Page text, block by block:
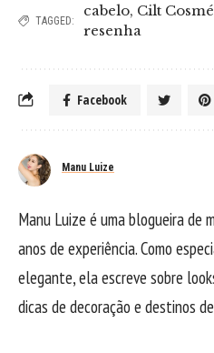
TAGGED:
cabelo, Cilt
resenha
Facebook
Manu Luize
Manu Luize é uma blogueira de
anos de experiência. Como
elegante, ela escreve sobre
dicas de decoração e destinos